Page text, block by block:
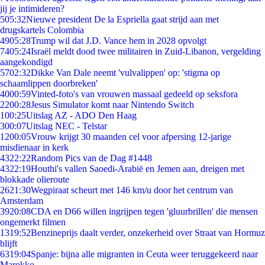
jij je intimideren?
505:32Nieuwe president De la Espriella gaat strijd aan met
drugskartels Colombia
4905:28Trump wil dat J.D. Vance hem in 2028 opvolgt
7405:24Israël meldt dood twee militairen in Zuid-Libanon, vergelding
aangekondigd
5702:32Dikke Van Dale neemt 'vulvalippen' op: 'stigma op
schaamlippen doorbreken'
4000:59Vinted-foto's van vrouwen massaal gedeeld op seksfora
2200:28Jesus Simulator komt naar Nintendo Switch
100:25Uitslag AZ - ADO Den Haag
300:07Uitslag NEC - Telstar
1200:05Vrouw krijgt 30 maanden cel voor afpersing 12-jarige
misdienaar in kerk
4322:22Random Pics van de Dag #1448
4322:19Houthi's vallen Saoedi-Arabië en Jemen aan, dreigen met
blokkade olieroute
2621:30Wegpiraat scheurt met 146 km/u door het centrum van
Amsterdam
3920:08CDA en D66 willen ingrijpen tegen 'gluurbrillen' die mensen
ongemerkt filmen
1319:52Benzineprijs daalt verder, onzekerheid over Straat van Hormuz
blijft
6319:04Spanje: bijna alle migranten in Ceuta weer teruggekeerd naar